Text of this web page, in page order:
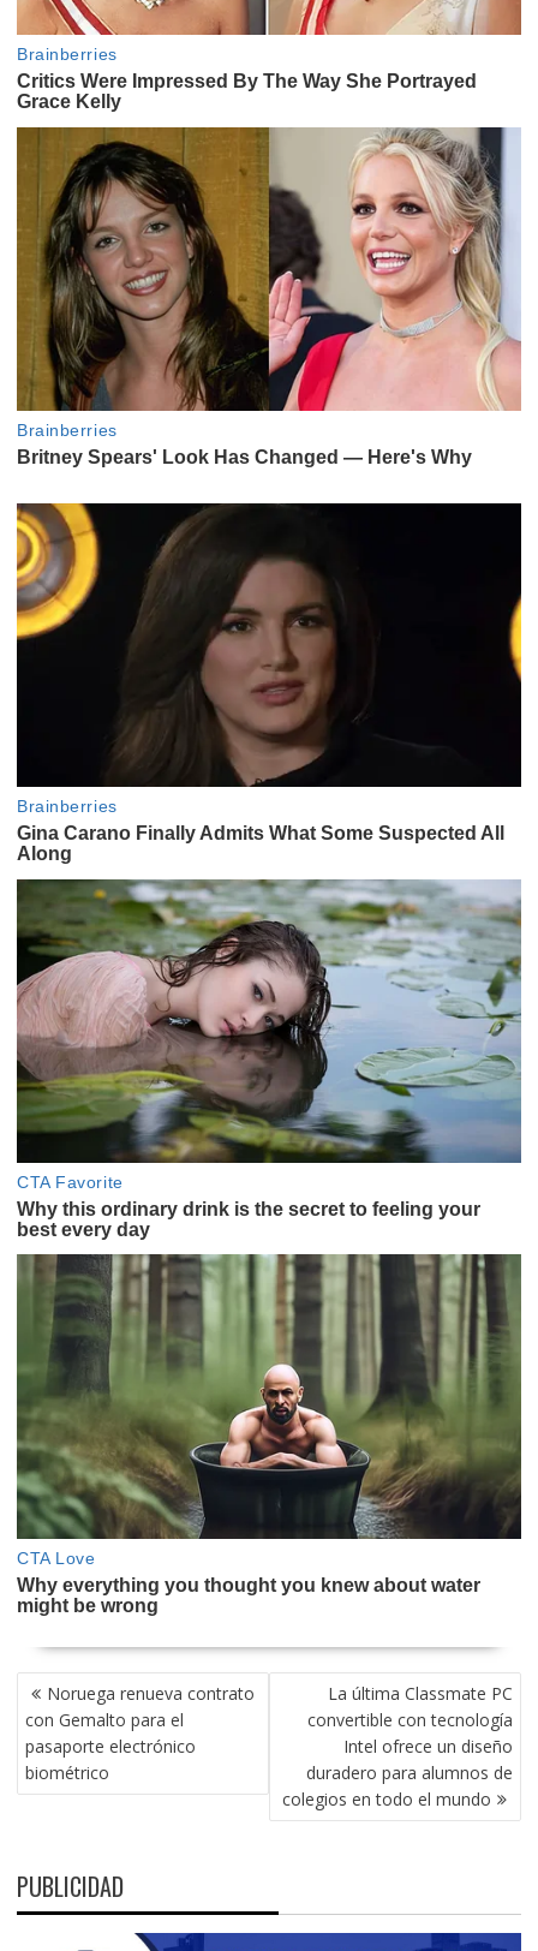
NAVEGACIÓN
DE
ENTRADAS
Noruega renueva contrato
con Gemalto para el
pasaporte electrónico
biométrico
La última Classmate PC
convertible con tecnología
Intel ofrece un diseño
duradero para alumnos de
colegios en todo el mundo
PUBLICIDAD